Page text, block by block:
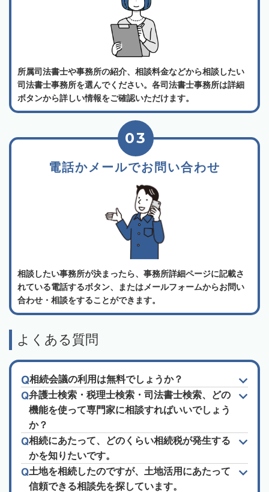
所属司法書士や事務所の紹介、相談料金などから相談したい
司法書士事務所を選んでください。各司法書士事務所は詳細
ボタンから詳しい情報をご確認いただけます。
電話かメールでお問い合わせ
03
相談したい事務所が決まったら、事務所詳細ページに記載さ
れている電話するボタン、またはメールフォームからお問い
合わせ・相談をすることができます。
よくある質問
相続会議の利用は無料でしょうか？
弁護士検索・税理士検索・司法書士検索、どの
機能を使って専門家に相談すればいいでしょう
か？
相続にあたって、どのくらい相続税が発生する
かを知りたいです。
土地を相続したのですが、土地活用にあたって
信頼できる相談先を探しています。